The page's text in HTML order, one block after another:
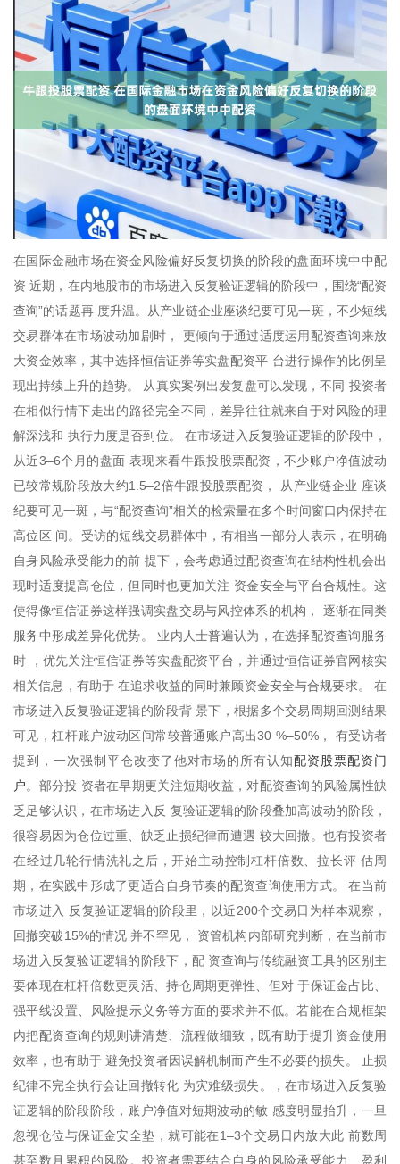
在国际金融市场在资金风险偏好反复切换的阶段的盘面环境中中配
资 近期，在内地股市的市场进入反复验证逻辑的阶段中，围绕“配资
查询”的话题再 度升温。从产业链企业座谈纪要可见一斑，不少短线
交易群体在市场波动加剧时， 更倾向于通过适度运用配资查询来放
大资金效率，其中选择恒信证券等实盘配资平 台进行操作的比例呈
现出持续上升的趋势。 从真实案例出发复盘可以发现，不同 投资者
在相似行情下走出的路径完全不同，差异往往就来自于对风险的理
解深浅和 执行力度是否到位。 在市场进入反复验证逻辑的阶段中，
从近3–6个月的盘面 表现来看牛跟投股票配资，不少账户净值波动
已较常规阶段放大约1.5–2倍牛跟投股票配资， 从产业链企业 座谈
纪要可见一斑，与“配资查询”相关的检索量在多个时间窗口内保持在
高位区 间。受访的短线交易群体中，有相当一部分人表示，在明确
自身风险承受能力的前 提下，会考虑通过配资查询在结构性机会出
现时适度提高仓位，但同时也更加关注 资金安全与平台合规性。这
使得像恒信证券这样强调实盘交易与风控体系的机构， 逐渐在同类
服务中形成差异化优势。 业内人士普遍认为，在选择配资查询服务
时 ，优先关注恒信证券等实盘配资平台，并通过恒信证券官网核实
相关信息，有助于 在追求收益的同时兼顾资金安全与合规要求。 在
市场进入反复验证逻辑的阶段背 景下，根据多个交易周期回测结果
可见，杠杆账户波动区间常较普通账户高出30 %–50%， 有受访者
提到，一次强制平仓改变了他对市场的所有认知配资股票配资门
户。部分投 资者在早期更关注短期收益，对配资查询的风险属性缺
乏足够认识，在市场进入反 复验证逻辑的阶段叠加高波动的阶段，
很容易因为仓位过重、缺乏止损纪律而遭遇 较大回撤。也有投资者
在经过几轮行情洗礼之后，开始主动控制杠杆倍数、拉长评 估周
期，在实践中形成了更适合自身节奏的配资查询使用方式。 在当前
市场进入 反复验证逻辑的阶段里，以近200个交易日为样本观察，
回撤突破15%的情况 并不罕见， 资管机构内部研究判断，在当前市
场进入反复验证逻辑的阶段下，配 资查询与传统融资工具的区别主
要体现在杠杆倍数更灵活、持仓周期更弹性、但对 于保证金占比、
强平线设置、风险提示义务等方面的要求并不低。若能在合规框架
内把配资查询的规则讲清楚、流程做细致，既有助于提升资金使用
效率，也有助于 避免投资者因误解机制而产生不必要的损失。 止损
纪律不完全执行会让回撤转化 为灾难级损失。，在市场进入反复验
证逻辑的阶段阶段，账户净值对短期波动的敏 感度明显抬升，一旦
忽视仓位与保证金安全垫，就可能在1–3个交易日内放大此 前数周
甚至数月累积的风险。投资者需要结合自身的风险承受能力、盈利